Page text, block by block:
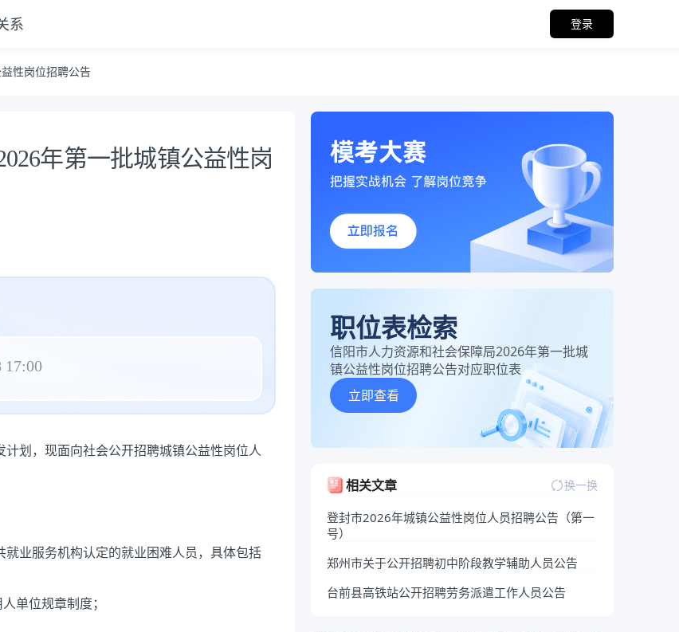
系 登录
性岗位招聘公告
年第一批城镇公益性岗
17:00
划，现面向社会公开招聘城镇公益性岗位人
业服务机构认定的就业困难人员，具体包括
单位规章制度；
职位表检索
信阳市人力资源和社会保障局2026年第一批城
镇公益性岗位招聘公告对应职位表
立即查看
相关文章 换一换
登封市2026年城镇公益性岗位人员招聘公告（第一
号）
郑州市关于公开招聘初中阶段教学辅助人员公告
台前县高铁站公开招聘劳务派遣工作人员公告